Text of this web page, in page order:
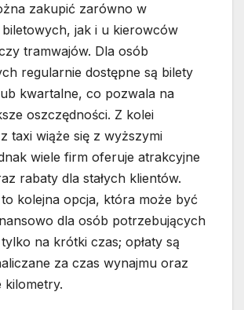
zakupić zarówno w
jak i u kierowców
tramwajów. Dla osób
regularnie dostępne są bilety
kwartalne, co pozwala na
oszczędności. Z kolei
taxi wiąże się z wyższymi
wiele firm oferuje atrakcyjne
rabaty dla stałych klientów.
kolejna opcja, która może być
dla osób potrzebujących
na krótki czas; opłaty są
za czas wynajmu oraz
kilometry.